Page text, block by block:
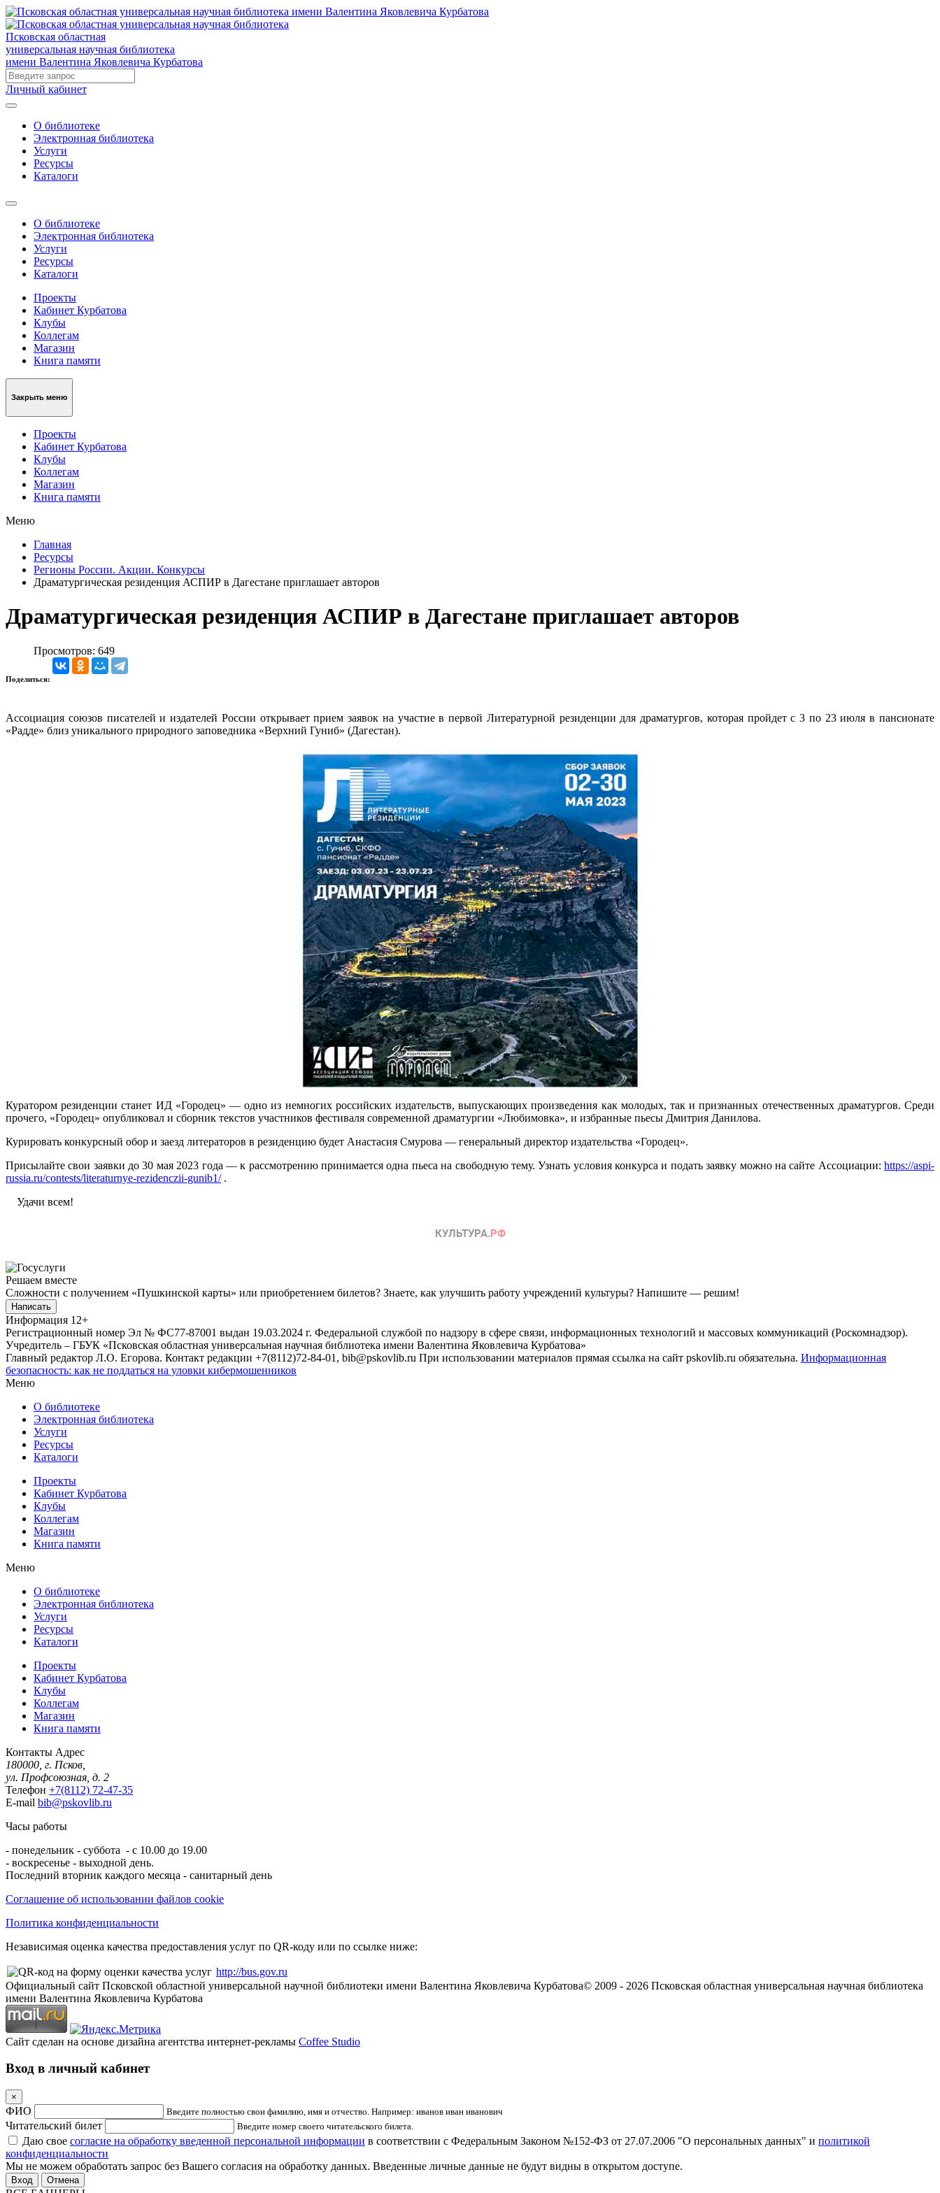
Псковская областная
универсальная научная библиотека
имени Валентина Яковлевича Курбатова
Личный кабинет
О библиотеке
Электронная библиотека
Услуги
Ресурсы
Каталоги
О библиотеке
Электронная библиотека
Услуги
Ресурсы
Каталоги
Проекты
Кабинет Курбатова
Клубы
Коллегам
Магазин
Книга памяти
Закрыть меню
Проекты
Кабинет Курбатова
Клубы
Коллегам
Магазин
Книга памяти
Меню
Главная
Ресурсы
Регионы России. Акции. Конкурсы
Драматургическая резиденция АСПИР в Дагестане приглашает авторов
Драматургическая резиденция АСПИР в Дагестане приглашает авторов
Просмотров: 649
Поделиться:
Ассоциация союзов писателей и издателей России открывает прием заявок на участие в первой Литературной резиденции для драматургов, которая пройдет с 3 по 23 июля в пансионате
«Радде» близ уникального природного заповедника «Верхний Гуниб» (Дагестан).
Куратором резиденции станет ИД «Городец» — одно из немногих российских издательств, выпускающих произведения как молодых, так и признанных отечественных драматургов. Среди
прочего, «Городец» опубликовал и сборник текстов участников фестиваля современной драматургии «Любимовка», и избранные пьесы Дмитрия Данилова.
Курировать конкурсный обор и заезд литераторов в резиденцию будет Анастасия Смурова — генеральный директор издательства «Городец».
Присылайте свои заявки до 30 мая 2023 года — к рассмотрению принимается одна пьеса на свободную тему. Узнать условия конкурса и подать заявку можно на сайте Ассоциации: https://aspi-
russia.ru/contests/literaturnye-rezidenczii-gunib1/.
Удачи всем!
Решаем вместе
Сложности с получением «Пушкинской карты» или приобретением билетов? Знаете, как улучшить работу учреждений культуры? Напишите — решим!
Написать
Информация 12+
Регистрационный номер Эл № ФС77-87001 выдан 19.03.2024 г. Федеральной службой по надзору в сфере связи, информационных технологий и массовых коммуникаций (Роскомнадзор).
Учредитель – ГБУК «Псковская областная универсальная научная библиотека имени Валентина Яковлевича Курбатова»
Главный редактор Л.О. Егорова. Контакт редакции +7(8112)72-84-01, bib@pskovlib.ru При использовании материалов прямая ссылка на сайт pskovlib.ru обязательна. Информационная
безопасность: как не поддаться на уловки кибермошенников
Меню
О библиотеке
Электронная библиотека
Услуги
Ресурсы
Каталоги
Проекты
Кабинет Курбатова
Клубы
Коллегам
Магазин
Книга памяти
Меню
О библиотеке
Электронная библиотека
Услуги
Ресурсы
Каталоги
Проекты
Кабинет Курбатова
Клубы
Коллегам
Магазин
Книга памяти
Контакты Адрес
180000, г. Псков,
ул. Профсоюзная, д. 2
Телефон +7(8112) 72-47-35
E-mail bib@pskovlib.ru
Часы работы
- понедельник - суббота - с 10.00 до 19.00
- воскресенье - выходной день.
Последний вторник каждого месяца - санитарный день
Соглашение об использовании файлов cookie
Политика конфиденциальности
Независимая оценка качества предоставления услуг по QR-коду или по ссылке ниже:
http://bus.gov.ru
Официальный сайт Псковской областной универсальной научной библиотеки имени Валентина Яковлевича Курбатова© 2009 - 2026 Псковская областная универсальная научная библиотека
имени Валентина Яковлевича Курбатова
Сайт сделан на основе дизайна агентства интернет-рекламы Coffee Studio
Вход в личный кабинет
×
ФИО Введите полностью свои фамилию, имя и отчество. Например: иванов иван иванович
Читательский билет Введите номер своего читательского билета.
Даю свое согласие на обработку введенной персональной информации в соответствии с Федеральным Законом №152-ФЗ от 27.07.2006 "О персональных данных" и политикой
конфиденциальности
Мы не можем обработать запрос без Вашего согласия на обработку данных. Введенные личные данные не будут видны в открытом доступе.
Отмена